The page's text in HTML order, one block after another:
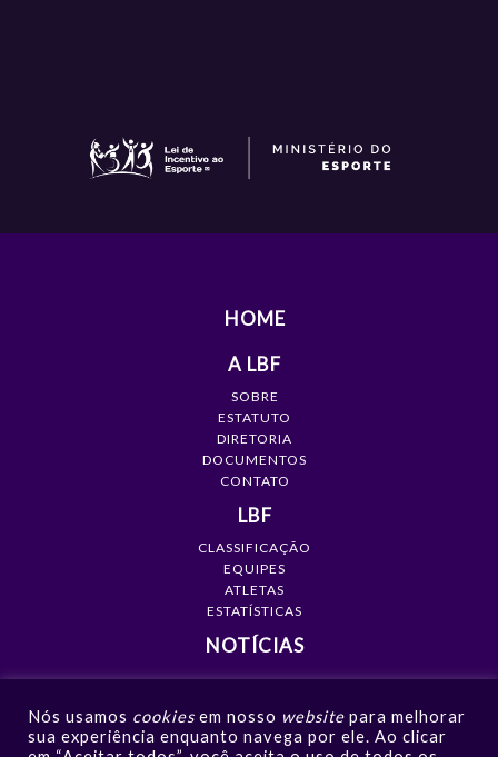
HOME
A LBF
SOBRE
ESTATUTO
DIRETORIA
DOCUMENTOS
CONTATO
LBF
CLASSIFICAÇÃO
EQUIPES
ATLETAS
ESTATÍSTICAS
NOTÍCIAS
GALERIAS
VÍDEOS
Nós usamos cookies em nosso website para melhorar
sua experiência enquanto navega por ele. Ao clicar